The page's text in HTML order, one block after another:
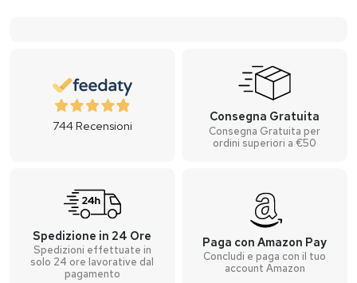
744Recensioni
Consegna Gratuita
Consegna Gratuita per
ordini superiori a €50
Spedizione in 24 Ore
Spedizioni effettuate in
solo 24 ore lavorative dal
pagamento
Paga con Amazon Pay
Concludi e paga con il tuo
account Amazon